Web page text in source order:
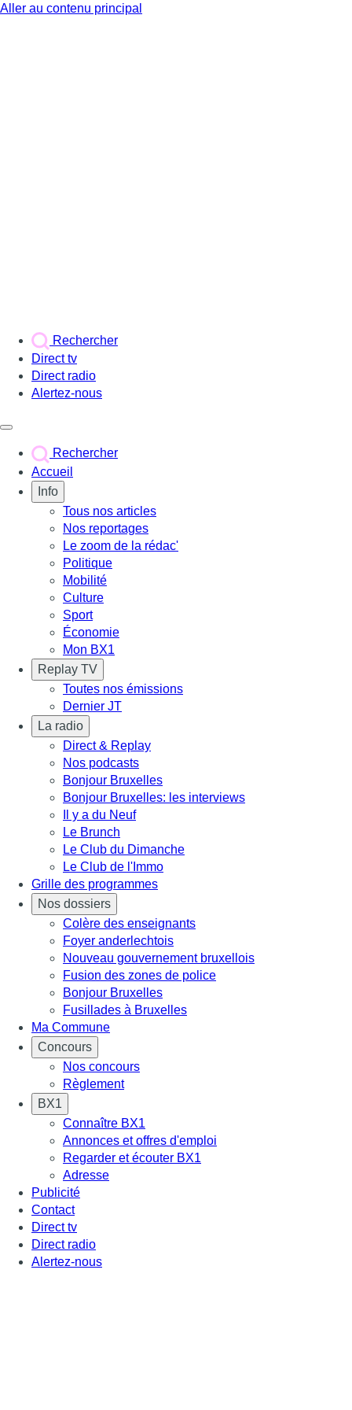
Aller au contenu principal
Rechercher
Direct tv
Direct radio
Alertez-nous
Rechercher
Accueil
Info
Tous nos articles
Nos reportages
Le zoom de la rédac'
Politique
Mobilité
Culture
Sport
Économie
Mon BX1
Replay TV
Toutes nos émissions
Dernier JT
La radio
Direct & Replay
Nos podcasts
Bonjour Bruxelles
Bonjour Bruxelles: les interviews
Il y a du Neuf
Le Brunch
Le Club du Dimanche
Le Club de l'Immo
Grille des programmes
Nos dossiers
Colère des enseignants
Foyer anderlechtois
Nouveau gouvernement bruxellois
Fusion des zones de police
Bonjour Bruxelles
Fusillades à Bruxelles
Ma Commune
Concours
Nos concours
Règlement
BX1
Connaître BX1
Annonces et offres d'emploi
Regarder et écouter BX1
Adresse
Publicité
Contact
Direct tv
Direct radio
Alertez-nous